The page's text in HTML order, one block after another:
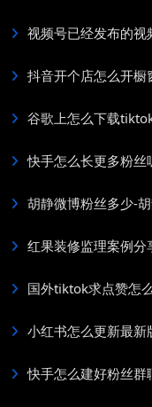
视频号已经发布的
抖音开个店怎么开
谷歌上怎么下载
快手怎么长更多粉丝
胡静微博粉丝多少-
红果装修监理案例
国外tiktok求点赞怎
小红书怎么更新最
快手怎么建好粉丝